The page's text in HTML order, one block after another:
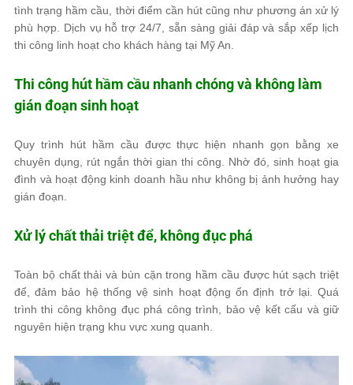
tình trạng hầm cầu, thời điểm cần hút cũng như phương án xử lý
phù hợp. Dịch vụ hỗ trợ 24/7, sẵn sàng giải đáp và sắp xếp lịch
thi công linh hoạt cho khách hàng tại Mỹ An.
Thi công hút hầm cầu nhanh chóng và không làm
gián đoạn sinh hoạt
Quy trình hút hầm cầu được thực hiện nhanh gọn bằng xe
chuyên dụng, rút ngắn thời gian thi công. Nhờ đó, sinh hoạt gia
đình và hoạt động kinh doanh hầu như không bị ảnh hưởng hay
gián đoạn.
Xử lý chất thải triệt để, không đục phá
Toàn bộ chất thải và bùn cặn trong hầm cầu được hút sạch triệt
để, đảm bảo hệ thống vệ sinh hoạt động ổn định trở lại. Quá
trình thi công không đục phá công trình, bảo vệ kết cấu và giữ
nguyên hiện trạng khu vực xung quanh.